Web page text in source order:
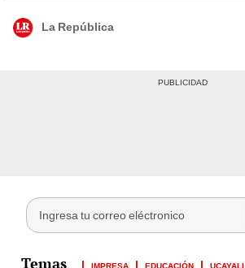
La República
IMPRESA EDUCACIÓN
UCAYALI